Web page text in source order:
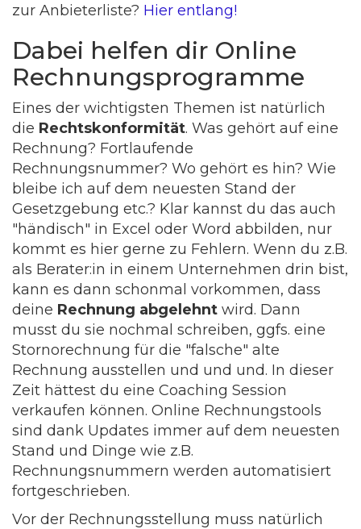
zur Anbieterliste? Hier entlang!
Dabei helfen dir Online
Rechnungsprogramme
Eines der wichtigsten Themen ist natürlich
die Rechtskonformität. Was gehört auf eine
Rechnung? Fortlaufende
Rechnungsnummer? Wo gehört es hin? Wie
bleibe ich auf dem neuesten Stand der
Gesetzgebung etc.? Klar kannst du das auch
"händisch" in Excel oder Word abbilden, nur
kommt es hier gerne zu Fehlern. Wenn du z.B.
als Berater:in in einem Unternehmen drin bist,
kann es dann schonmal vorkommen, dass
deine Rechnung abgelehnt wird. Dann
musst du sie nochmal schreiben, ggfs. eine
Stornorechnung für die "falsche" alte
Rechnung ausstellen und und und. In dieser
Zeit hättest du eine Coaching Session
verkaufen können. Online Rechnungstools
sind dank Updates immer auf dem neuesten
Stand und Dinge wie z.B.
Rechnungsnummern werden automatisiert
fortgeschrieben.
Vor der Rechnungsstellung muss natürlich